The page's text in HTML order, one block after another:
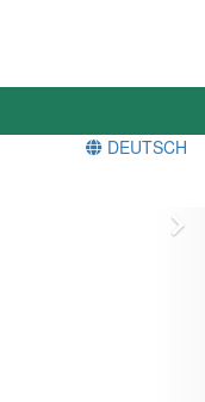
DEUTSCH